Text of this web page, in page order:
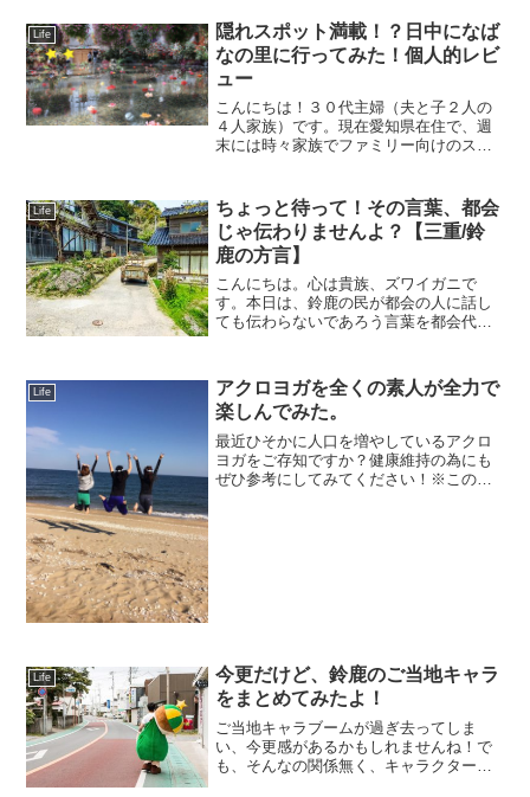
くにコメダ珈琲店ができたんです。それ
で休みの日によく行くの...
Life
隠れスポット満載！？日中になば
なの里に行ってみた！個人的レビ
ュー
こんにちは！３０代主婦（夫と子２人の
４人家族）です。現在愛知県在住で、週
末には時々家族でファミリー向けのスポ
ょい贅沢することもあります笑というわ
けで、ゴールデンウィークの...
Life
ちょっと待って！その言葉、都会
じゃ伝わりませんよ？【三重/鈴
鹿の方言】
こんにちは。心は貴族、ズワイガニで
す。本日は、鈴鹿の民が都会の人に話し
ても伝わらないであろう言葉を都会代表
いとは、一般的には偉いを想像するかと
思います。都会の人はみんな...
Life
アクロヨガを全くの素人が全力で
楽しんでみた。
最近ひそかに人口を増やしているアクロ
ヨガをご存知ですか？健康維持の為にも
ぜひ参考にしてみてください！※この記
Life
今更だけど、鈴鹿のご当地キャラ
をまとめてみたよ！
ご当地キャラブームが過ぎ去ってしま
い、今更感があるかもしれませんね！で
も、そんなの関係無く、キャラクター達